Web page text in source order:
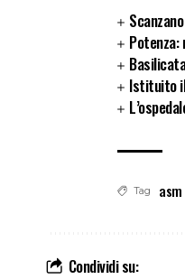
Istituito
Tag asm
Condividi su: